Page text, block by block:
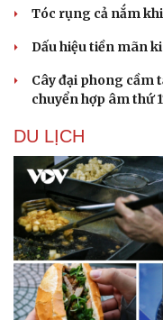
Tóc rụng cả nắm
Dấu hiệu tiền mãn
Cây đại phong cầm
chuyển hợp âm thứ
DU LỊCH